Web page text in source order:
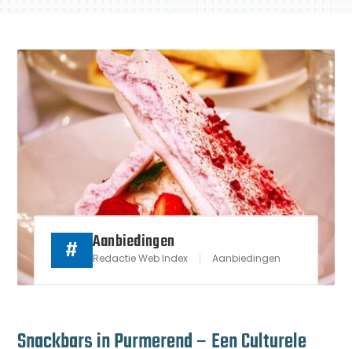
# Aanbiedingen
Redactie Web Index Aanbiedingen
Snackbars in Purmerend – Een Culturele